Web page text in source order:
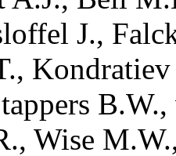
J.,
, Kondratiev
B.W.,
, Wise M.W.